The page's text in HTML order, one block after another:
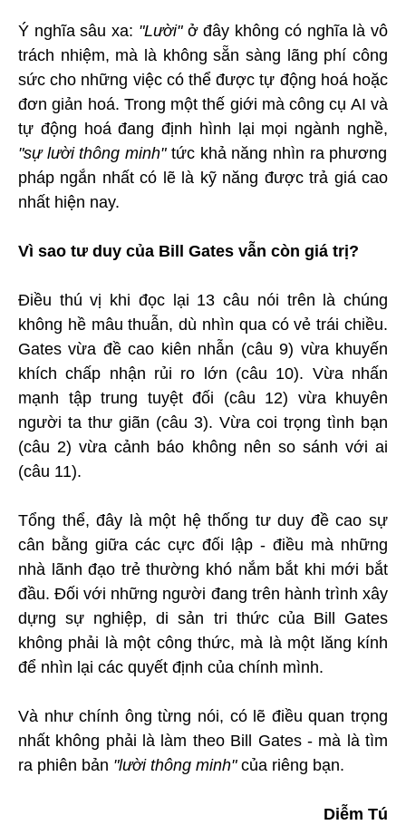
Ý nghĩa sâu xa: "Lười" ở đây không có nghĩa là vô
trách nhiệm, mà là không sẵn sàng lãng phí công
sức cho những việc có thể được tự động hoá hoặc
đơn giản hoá. Trong một thế giới mà công cụ AI và
tự động hoá đang định hình lại mọi ngành nghề,
"sự lười thông minh" tức khả năng nhìn ra phương
pháp ngắn nhất có lẽ là kỹ năng được trả giá cao
nhất hiện nay.
Vì sao tư duy của Bill Gates vẫn còn giá trị?
Điều thú vị khi đọc lại 13 câu nói trên là chúng
không hề mâu thuẫn, dù nhìn qua có vẻ trái chiều.
Gates vừa đề cao kiên nhẫn (câu 9) vừa khuyến
khích chấp nhận rủi ro lớn (câu 10). Vừa nhấn
mạnh tập trung tuyệt đối (câu 12) vừa khuyên
người ta thư giãn (câu 3). Vừa coi trọng tình bạn
(câu 2) vừa cảnh báo không nên so sánh với ai
(câu 11).
Tổng thể, đây là một hệ thống tư duy đề cao sự
cân bằng giữa các cực đối lập - điều mà những
nhà lãnh đạo trẻ thường khó nắm bắt khi mới bắt
đầu. Đối với những người đang trên hành trình xây
dựng sự nghiệp, di sản tri thức của Bill Gates
không phải là một công thức, mà là một lăng kính
để nhìn lại các quyết định của chính mình.
Và như chính ông từng nói, có lẽ điều quan trọng
nhất không phải là làm theo Bill Gates - mà là tìm
ra phiên bản "lười thông minh"của riêng bạn.
Diễm Tú